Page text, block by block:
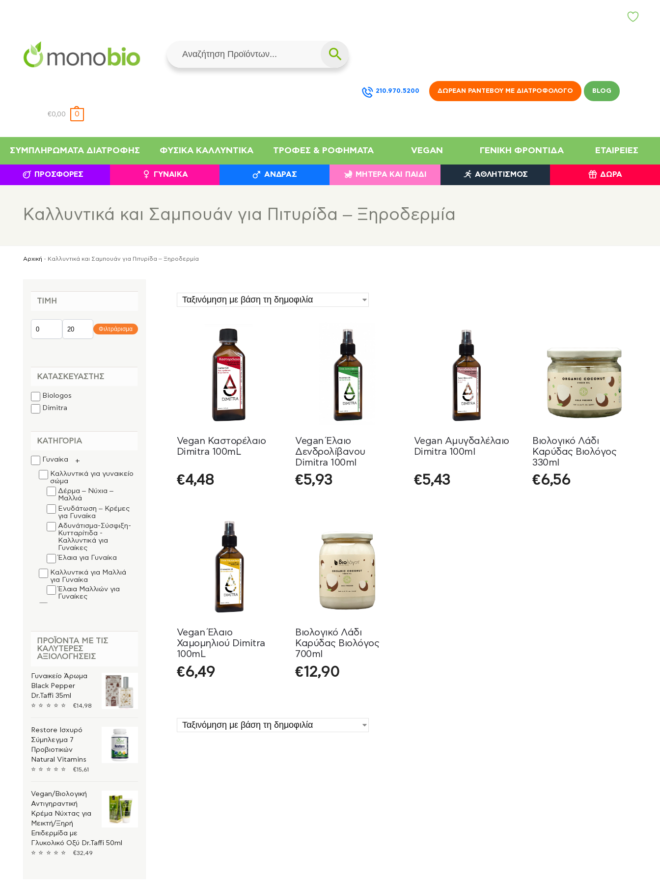
210.970.5200 ΔΩΡΕΆΝ ΡΑΝΤΕΒΟΎ ΜΕ ΔΙΑΤΡΟΦΟΛΌΓΟ BLOG
Α
€0,00 0
ΣΥΜΠΛΗΡΏΜΑΤΑ ΔΙΑΤΡΟΦΉΣ ΦΥΣΙΚΆ ΚΑΛΛΥΝΤΙΚΆ ΤΡΟΦΈΣ & ΡΟΦΉΜΑΤΑ VEGAN ΓΕΝΙΚΉ ΦΡΟΝΤΊΔΑ ΕΤΑΙΡΕΊΕΣ
ΠΡΟΣΦΟΡΈΣ ΓΥΝΑΊΚΑ ΆΝΔΡΑΣ ΜΗΤΈΡΑ ΚΑΙ ΠΑΙΔΊ ΑΘΛΗΤΙΣΜΌΣ ΔΏΡΑ
Καλλυντικά και Σαμπουάν για Πιτυρίδα – Ξηροδερμία
Αρχική - Καλλυντικά και Σαμπουάν για Πιτυρίδα – Ξηροδερμία
Vegan Καστορέλαιο
Dimitra 100mL
€4,48
Vegan Έλαιο
Δενδρολίβανου
Dimitra 100ml
€5,93
Vegan Αμυγδαλέλαιο
Dimitra 100ml
€5,43
Βιολογικό Λάδι
Καρύδας Βιολόγος
330ml
€6,56
Vegan Έλαιο
Χαμομηλιού Dimitra
100mL
€6,49
Βιολογικό Λάδι
Καρύδας Βιολόγος
700ml
€12,90
ΤΙΜΉ
Φιλτράρισμα
ΚΑΤΑΣΚΕΥΑΣΤΉΣ
Biologos
Dimitra
ΚΑΤΗΓΟΡΊΑ
Γυναίκα
+
Καλλυντικά για γυναικείο
σώμα
Δέρμα – Νύχια –
Μαλλιά
Ενυδάτωση – Κρέμες
για Γυναίκα
Αδυνάτισμα-Σύσφιξη-
Κυτταρίτιδα -
Καλλυντικά για
Γυναίκες
Έλαια για Γυναίκα
Καλλυντικά για Μαλλιά
για Γυναίκα
Έλαια Μαλλιών για
Γυναίκες
Γυναίκα
Έλαια - Αιθέρια Έλαια
για Γυναίκα
Φυσικά Καλλυντικά
Καλλυντικά για Σώμα
Περιποίηση Νυχιών
Ενυδάτωση – Κρέμες
για Σώμα
Κυτταρίτιδα
Καλλυντικά για Δέρμα
– Νύχια – Μαλλιά
Έλαια καλλυντικά
Απολεπιστικά (Scrub)
Καλλυντικά για Πρόσωπο
Ενυδάτωση – Κρέμες
για Πρόσωπο
Μακιγίαζ
Έλαια - Αιθέρια Έλαια
ΠΡΟΪΌΝΤΑ ΜΕ ΤΙΣ
ΚΑΛΎΤΕΡΕΣ
ΑΞΙΟΛΟΓΉΣΕΙΣ
Γυναικείο Άρωμα
Black Pepper
Dr.Taffi 35ml
⭐ ⭐ ⭐ ⭐ ⭐ €14,98
Restore Ισχυρό
Σύμπλεγμα 7
Προβιοτικών
Natural Vitamins
⭐ ⭐ ⭐ ⭐ ⭐ €15,61
Vegan/Βιολογική
Αντιγηραντική
Κρέμα Νύχτας για
Μεικτή/Ξηρή
Επιδερμίδα με
Γλυκολικό Οξύ Dr.Taffi 50ml
⭐ ⭐ ⭐ ⭐ ⭐ €32,49